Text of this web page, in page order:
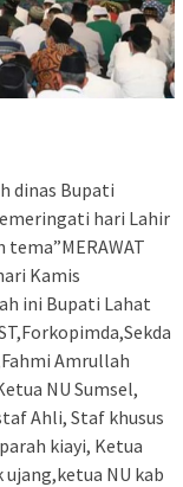
dinas Bupati
hari Lahir
Kamis
ini Bupati Lahat
Amrullah
NU Sumsel,
Ahli, Staf khusus
kiayi, Ketua
NU kab